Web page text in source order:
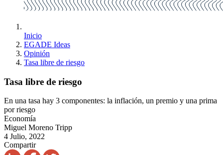
Inicio
EGADE Ideas
Opinión
Tasa libre de riesgo
Tasa libre de riesgo
En una tasa hay 3 componentes: la inflación, un premio y una prima
por riesgo
Economía
Miguel Moreno Tripp
4 Julio, 2022
Compartir